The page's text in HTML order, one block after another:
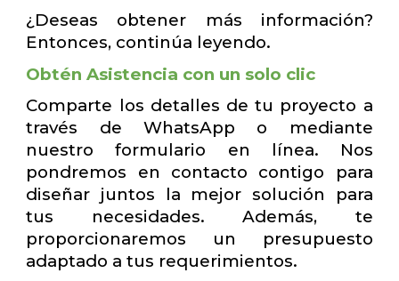
¿Deseas obtener más información?
Entonces, continúa leyendo.
Obtén Asistencia con un solo clic
Comparte los detalles de tu proyecto a
través de WhatsApp o mediante
nuestro formulario en línea. Nos
pondremos en contacto contigo para
diseñar juntos la mejor solución para
tus necesidades. Además, te
proporcionaremos un presupuesto
adaptado a tus requerimientos.